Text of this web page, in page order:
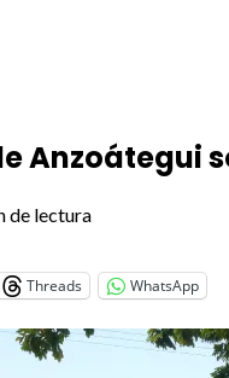
Anzoátegui
de lectura
Threads WhatsApp